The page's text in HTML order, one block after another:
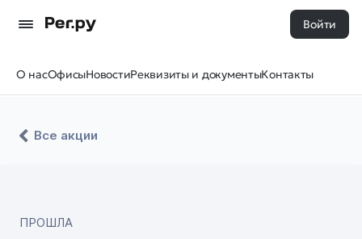
Войти
О насОфисыНовостиРеквизиты и документыКонтакты
Все акции
ПРОШЛА